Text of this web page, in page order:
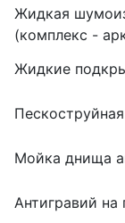
Жидкая
(комплекс -
Жидкие
Мойка днища
Антигравий на